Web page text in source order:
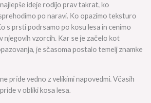
ideje rodijo prav takrat, ko
po naravi. Ko opazimo teksturo
s prsti podrsamo po kosu lesa in cenimo
njegovih vzorcih. Kar se je začelo kot
je sčasoma postalo temelj znamke
pride vedno z velikimi napovedmi. Včasih
v obliki kosa lesa.